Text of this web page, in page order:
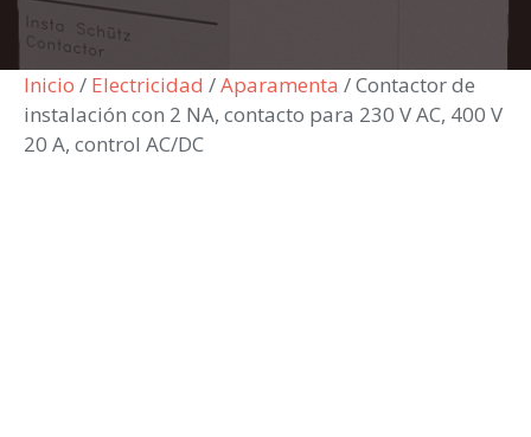
Inicio / Electricidad /Aparamenta / Contactor de
instalación con 2 NA, contacto para 230 V AC, 400 V
20 A, control AC/DC